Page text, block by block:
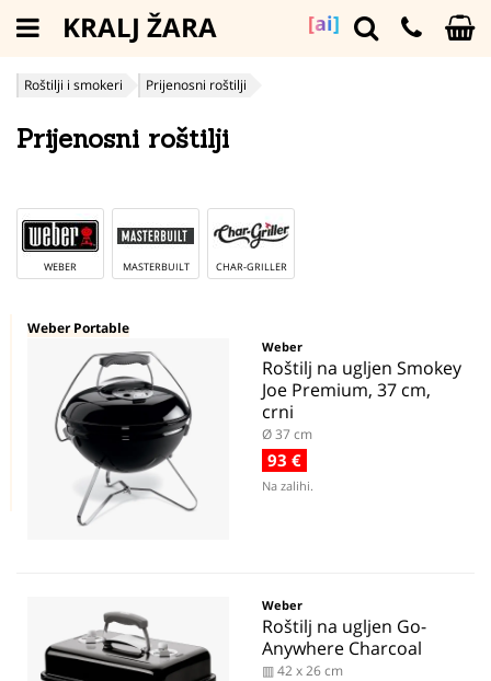
[ai]
KRALJ ŽARA
Roštilji i smokeri Prijenosni roštilji
Prijenosni roštilji
WEBER MASTERBUILT CHAR-GRILLER
Weber Portable
Weber
Roštilj na ugljen Smokey
Joe Premium, 37 cm,
crni
Ø 37 cm
93 €
Na zalihi.
Weber
Roštilj na ugljen Go-
Anywhere Charcoal
▥ 42 x 26 cm